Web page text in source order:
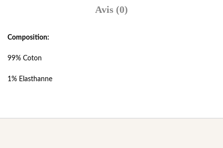
Avis (0)
Composition:
99% Coton
1% Elasthanne